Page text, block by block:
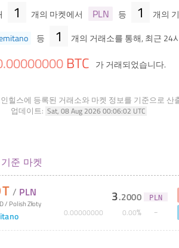
1 개의 마켓에서 PLN 등 1
개의
등 1 개의 거래소를 통해, 최근 24
.00000000 BTC 가 거래되었습니다.
힐스에 등록된 거래소와 마켓 정보를 기준으로 산
업데이트: Sat, 08 Aug 2026 00:06:02 UTC
기준 마켓
/ PLN
/ Polish Złoty 3.2000 PLN
0.00000000 0.00%